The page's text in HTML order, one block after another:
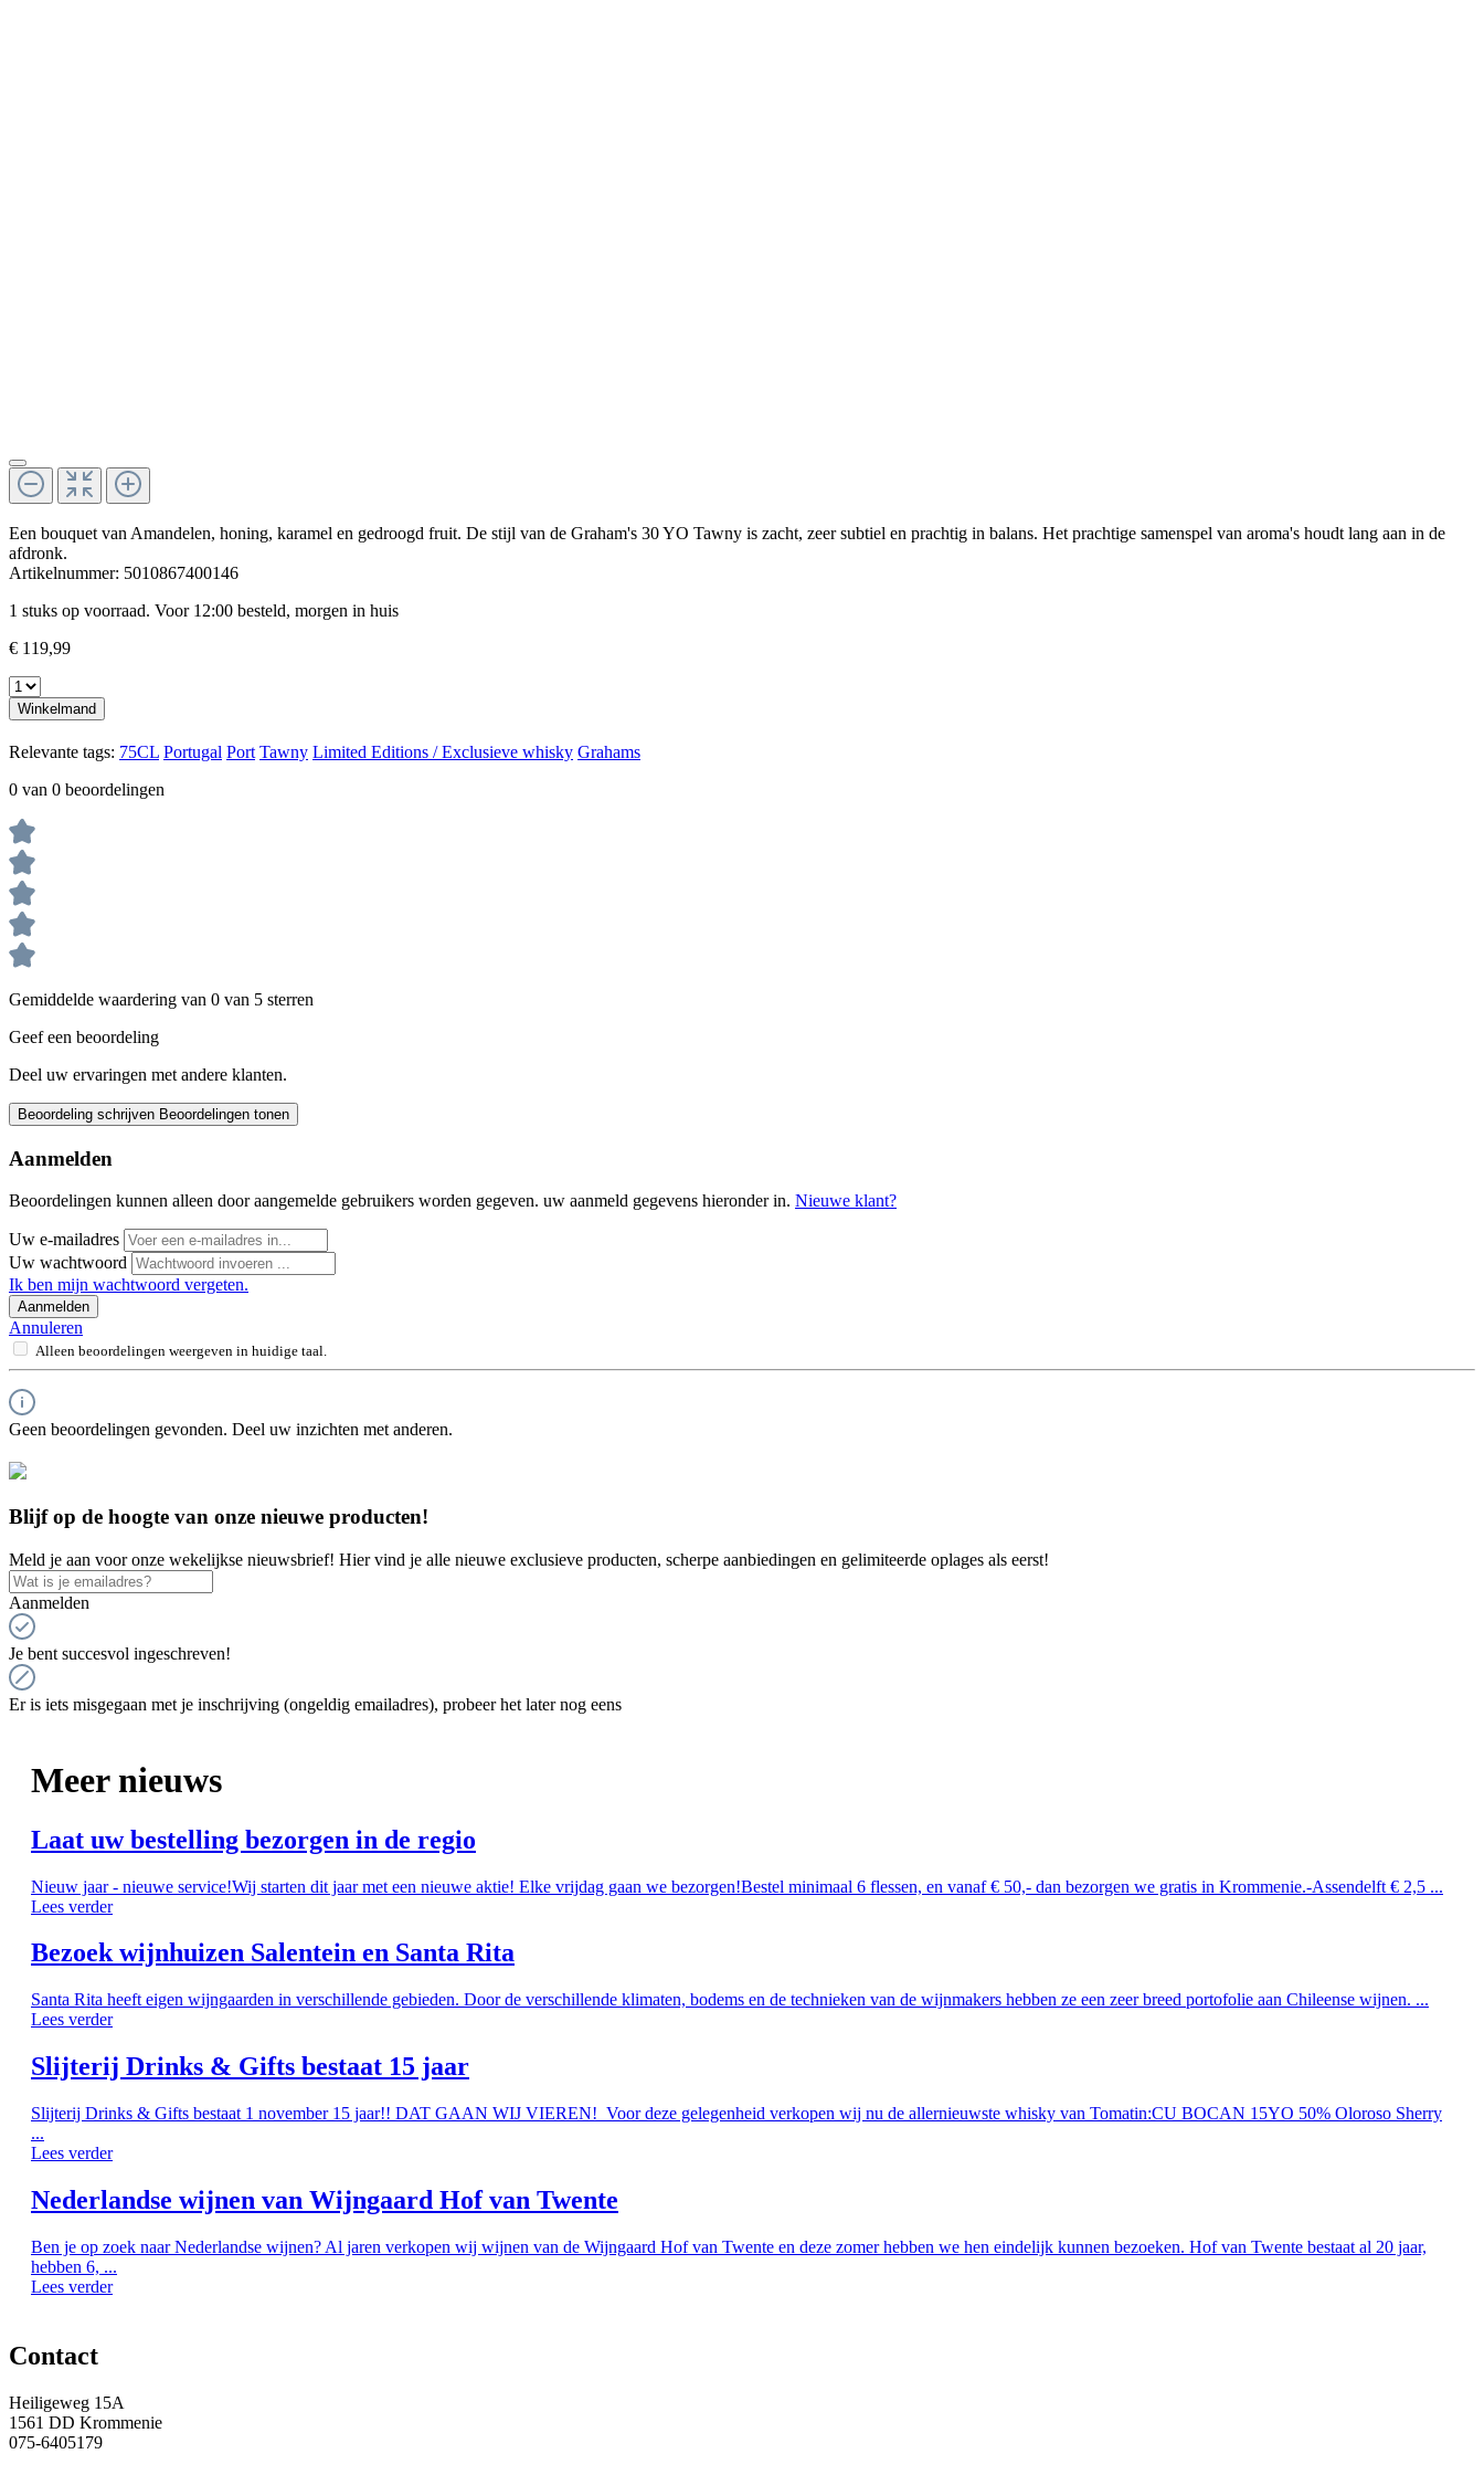
Een bouquet van Amandelen, honing, karamel en gedroogd fruit. De stijl van de Graham's 30 YO Tawny is zacht, zeer subtiel en prachtig in balans. Het prachtige samenspel van aroma's houdt lang aan in de
afdronk.
Artikelnummer: 5010867400146
1 stuks op voorraad. Voor 12:00 besteld, morgen in huis
€ 119,99
Winkelmand
Relevante tags: 75CL Portugal Port Tawny Limited Editions / Exclusieve whisky Grahams
0 van 0 beoordelingen
Gemiddelde waardering van 0 van 5 sterren
Geef een beoordeling
Deel uw ervaringen met andere klanten.
Beoordeling schrijven Beoordelingen tonen
Aanmelden
Beoordelingen kunnen alleen door aangemelde gebruikers worden gegeven. uw aanmeld gegevens hieronder in. Nieuwe klant?
Uw e-mailadres
Uw wachtwoord
Ik ben mijn wachtwoord vergeten.
Aanmelden
Annuleren
Alleen beoordelingen weergeven in huidige taal.
Geen beoordelingen gevonden. Deel uw inzichten met anderen.
Blijf op de hoogte van onze nieuwe producten!
Meld je aan voor onze wekelijkse nieuwsbrief! Hier vind je alle nieuwe exclusieve producten, scherpe aanbiedingen en gelimiteerde oplages als eerst!
Aanmelden
Je bent succesvol ingeschreven!
Er is iets misgegaan met je inschrijving (ongeldig emailadres), probeer het later nog eens
Meer nieuws
Laat uw bestelling bezorgen in de regio
Nieuw jaar - nieuwe service!Wij starten dit jaar met een nieuwe aktie! Elke vrijdag gaan we bezorgen!Bestel minimaal 6 flessen, en vanaf € 50,- dan bezorgen we gratis in Krommenie.-Assendelft € 2,5 ...
Lees verder
Bezoek wijnhuizen Salentein en Santa Rita
Santa Rita heeft eigen wijngaarden in verschillende gebieden. Door de verschillende klimaten, bodems en de technieken van de wijnmakers hebben ze een zeer breed portofolie aan Chileense wijnen. ...
Lees verder
Slijterij Drinks & Gifts bestaat 15 jaar
Slijterij Drinks & Gifts bestaat 1 november 15 jaar!! DAT GAAN WIJ VIEREN! Voor deze gelegenheid verkopen wij nu de allernieuwste whisky van Tomatin:CU BOCAN 15YO 50% Oloroso Sherry
...
Lees verder
Nederlandse wijnen van Wijngaard Hof van Twente
Ben je op zoek naar Nederlandse wijnen? Al jaren verkopen wij wijnen van de Wijngaard Hof van Twente en deze zomer hebben we hen eindelijk kunnen bezoeken. Hof van Twente bestaat al 20 jaar,
hebben 6, ...
Lees verder
Contact
Heiligeweg 15A
1561 DD Krommenie
075-6405179